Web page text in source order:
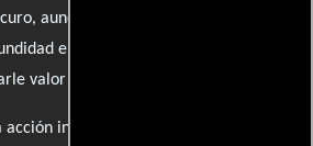
aunque algunos críticos señalan
en la trama y la repetición de
valor a la experiencia global.
intensa con momentos de